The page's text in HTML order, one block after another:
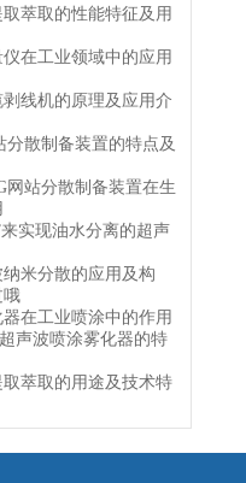
萃取的性能特征及用
在工业领域中的应用
线机的原理及应用介
分散制备装置的特点及
网站分散制备装置在生
实现油水分离的超声
米分散的应用及构
哦
在工业喷涂中的作用
声波喷涂雾化器的特
萃取的用途及技术特